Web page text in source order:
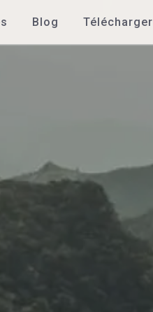
Blog Télécharger